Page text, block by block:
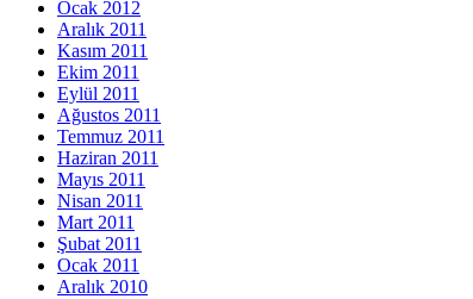
Ocak 2012
Aralık 2011
Kasım 2011
Ekim 2011
Eylül 2011
Ağustos 2011
Temmuz 2011
Haziran 2011
Mayıs 2011
Nisan 2011
Mart 2011
Şubat 2011
Ocak 2011
Aralık 2010